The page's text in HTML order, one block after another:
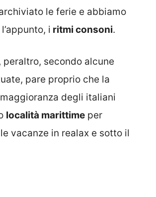
le ferie e abbiamo
i ritmi consoni.
peraltro, secondo alcune
pare proprio che la
degli italiani
località marittime per
vacanze in realax e sotto il